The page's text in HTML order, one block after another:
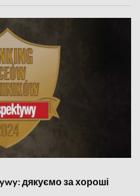
дякуємо за хороші